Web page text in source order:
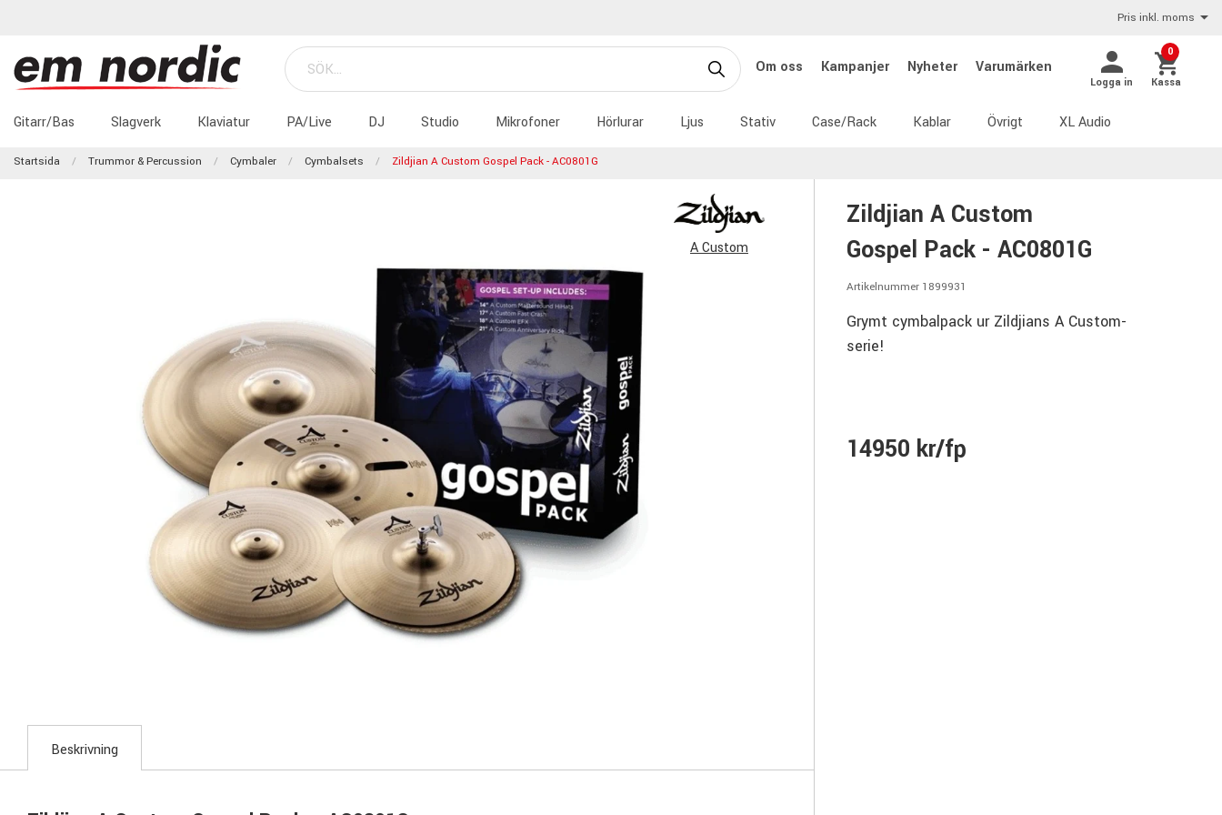
Pris inkl. moms
Om oss Kampanjer Nyheter Varumärken
Logga in
0
Kassa
Gitarr/Bas Slagverk Klaviatur PA/Live DJ Studio Mikrofoner Hörlurar Ljus Stativ Case/Rack Kablar Övrigt XL Audio
Startsida Trummor & Percussion Cymbaler Cymbalsets Zildjian A Custom Gospel Pack - AC0801G
A Custom
Zildjian A Custom
Gospel Pack - AC0801G
Artikelnummer 1899931
Grymt cymbalpack ur Zildjians A Custom-
serie!
14950 kr/fp
Beskrivning